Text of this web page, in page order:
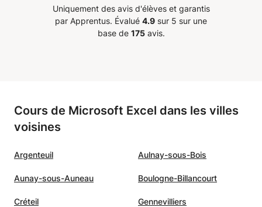
Uniquement des avis d'élèves et garantis
par Apprentus. Évalué 4.9 sur 5 sur une
base de 175avis.
Cours de Microsoft Excel dans les villes
voisines
Argenteuil Aulnay-sous-Bois
Aunay-sous-Auneau Boulogne-Billancourt
Créteil Gennevilliers